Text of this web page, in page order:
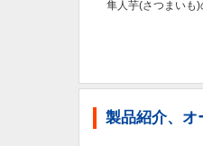
隼人芋(さつまい
製品紹介、オ